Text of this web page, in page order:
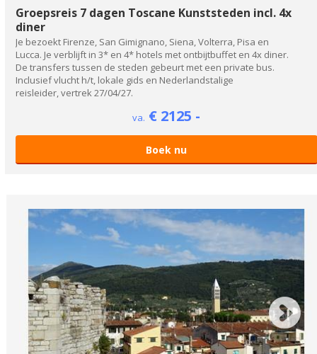
Groepsreis 7 dagen Toscane Kunststeden incl. 4x
diner
Je bezoekt Firenze, San Gimignano, Siena, Volterra, Pisa en
Lucca. Je verblijft in 3* en 4* hotels met ontbijtbuffet en 4x diner.
De transfers tussen de steden gebeurt met een private bus.
Inclusief vlucht h/t, lokale gids en Nederlandstalige
reisleider, vertrek 27/04/27.
va. € 2125 -
Boek nu